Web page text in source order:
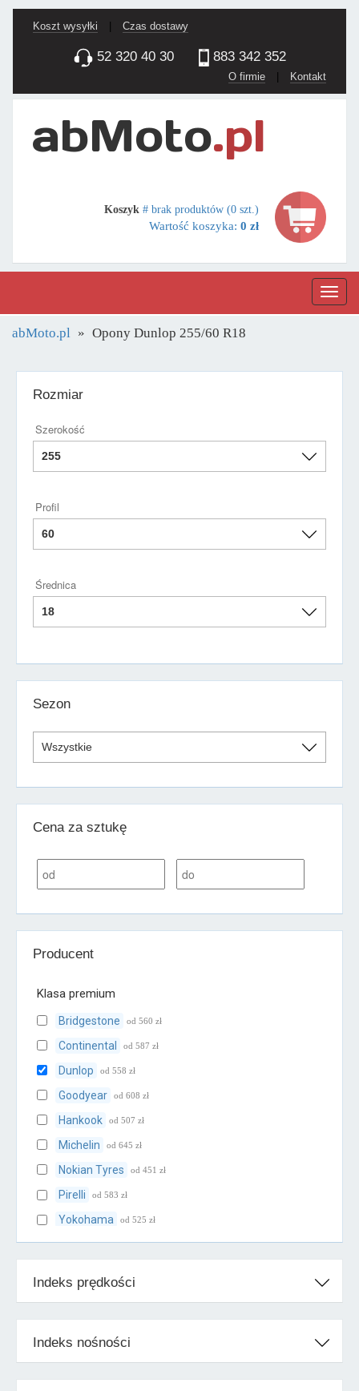
Koszt wysyłki Czas dostawy
52 320 40 30 883 342 352
O firmie | Kontakt
Koszyk # brak produktów (0 szt.)
Wartość koszyka: 0 zł
abMoto.pl Opony Dunlop 255/60 R18
Rozmiar
Szerokość
Profil
Średnica
Sezon
Cena za sztukę
Producent
Klasa premium
Bridgestone od 560 zł
Continental od 587 zł
Dunlop od 558 zł
Goodyear od 608 zł
Hankook od 507 zł
Michelin od 645 zł
Nokian Tyres od 451 zł
Pirelli od 583 zł
Yokohama od 525 zł
Klasa średnia
Cooper od 486 zł
Firestone od 563 zł
Kleber od 514 zł
Indeks prędkości
Indeks nośności